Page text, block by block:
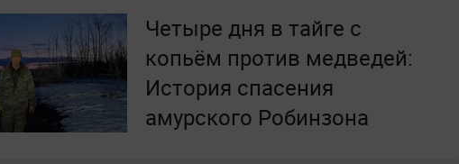
Четыре дня в тайге с
копьём против медведей:
История спасения
амурского Робинзона